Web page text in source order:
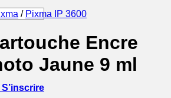
/ Pixma IP 3600
Encre
Jaune 9 ml